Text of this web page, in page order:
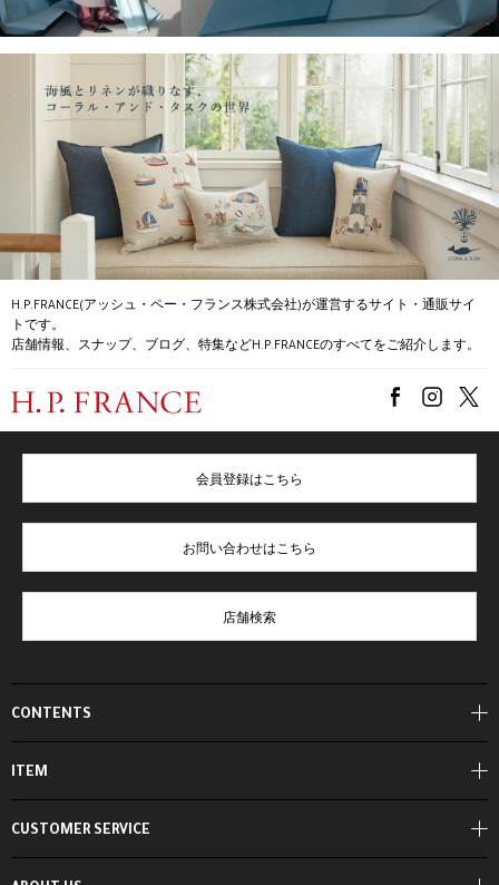
H.P.FRANCE(アッシュ・ペー・フランス株式会社)が運営するサイト・通販サイ
トです。
店舗情報、スナップ、ブログ、特集などH.P.FRANCEのすべてをご紹介します。
CONTENTS
ITEM
会員登録はこちら
お問い合わせはこちら
店舗検索
CUSTOMER SERVICE